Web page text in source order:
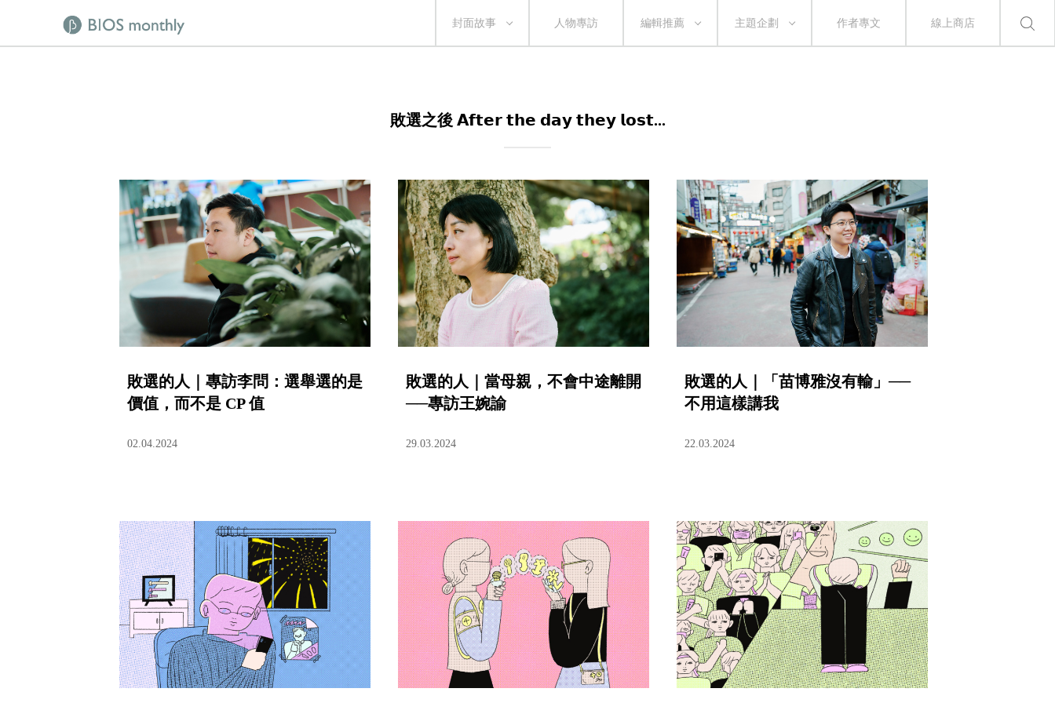
封面故事 人物專訪 編輯推薦 主題企劃 作者專文 線上商店
敗選之後 𝗔𝗳𝘁𝗲𝗿 𝘁𝗵𝗲 𝗱𝗮𝘆 𝘁𝗵𝗲𝘆 𝗹𝗼𝘀𝘁...
敗選的人｜專訪李問：選舉選的是
價值，而不是 CP 值
02.04.2024
敗選的人｜當母親，不會中途離開
──專訪王婉諭
29.03.2024
敗選的人｜「苗博雅沒有輸」──
不用這樣講我
22.03.2024